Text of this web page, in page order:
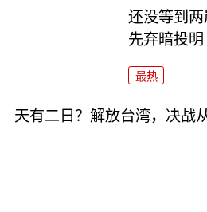
还没等到两
先弃暗投明
最热
天有二日？解放台湾，决战